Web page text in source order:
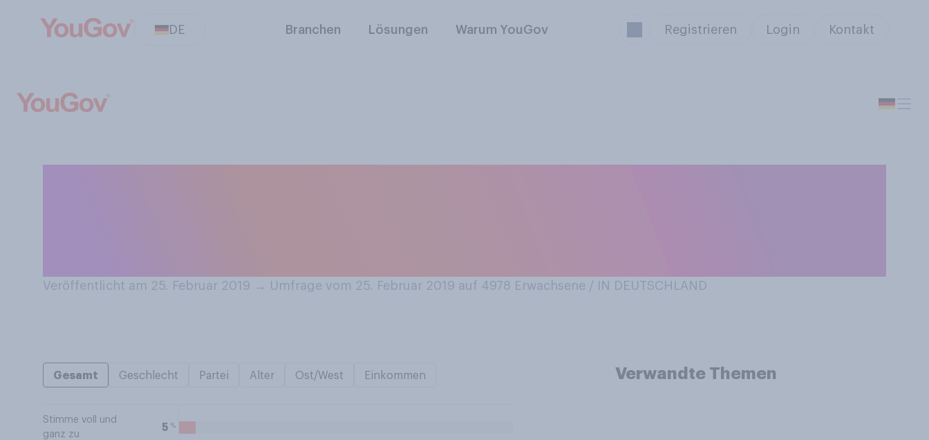
DE Branchen Lösungen Warum YouGov Registrieren Login Kontakt
Veröffentlicht am 25. Februar 2019 → Umfrage vom 25. Februar 2019 auf 4978 Erwachsene / IN DEUTSCHLAND
Gesamt Geschlecht Partei Alter Ost/West Einkommen
Stimme voll und
ganz zu
5 %
Verwandte Themen